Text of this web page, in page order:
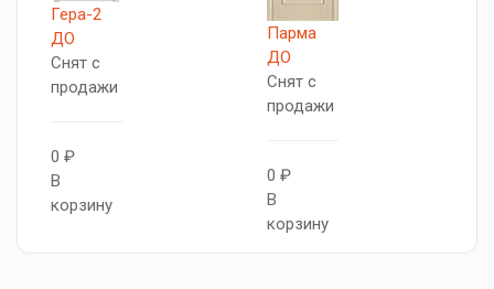
Гера-2
ДО
Снят с
продажи
0 ₽
В
корзину
Парма
ДО
Снят с
продажи
0 ₽
В
корзину